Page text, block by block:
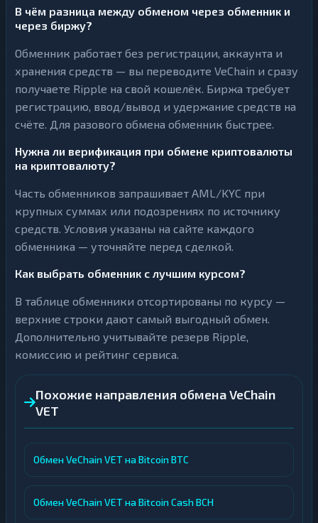
В чём разница между обменом через обменник и
через биржу?
Обменник работает без регистрации, аккаунта и
хранения средств — вы переводите VeChain и сразу
получаете Ripple на свой кошелёк. Биржа требует
регистрацию, ввод/вывод и удержание средств на
счёте. Для разового обмена обменник быстрее.
Нужна ли верификация при обмене криптовалюты
на криптовалюту?
Часть обменников запрашивает AML/KYC при
крупных суммах или подозрениях по источнику
средств. Условия указаны на сайте каждого
обменника — уточняйте перед сделкой.
Как выбрать обменник с лучшим курсом?
В таблице обменники отсортированы по курсу —
верхние строки дают самый выгодный обмен.
Дополнительно учитывайте резерв Ripple,
комиссию и рейтинг сервиса.
Похожие направления обмена VeChain
VET
Обмен VeChain VET на Bitcoin BTC
Обмен VeChain VET на Bitcoin Cash BCH